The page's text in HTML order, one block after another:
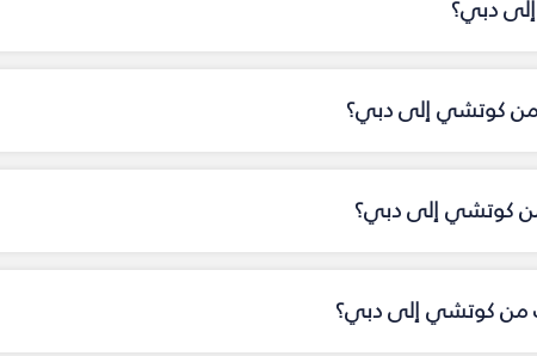
دبي؟
من كوتشي إلى دبي؟
من كوتشي إلى دبي؟
من كوتشي إلى دبي؟